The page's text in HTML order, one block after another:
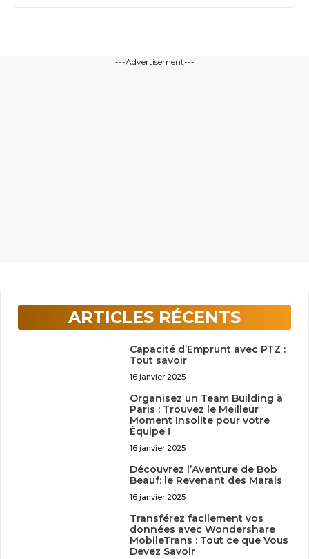
---Advertisement---
ARTICLES RÉCENTS
Capacité d’Emprunt avec PTZ :
Tout savoir
16 janvier 2025
Organisez un Team Building à
Paris : Trouvez le Meilleur
Moment Insolite pour votre
Équipe !
16 janvier 2025
Découvrez l’Aventure de Bob
Beauf: le Revenant des Marais
16 janvier 2025
Transférez facilement vos
données avec Wondershare
MobileTrans : Tout ce que Vous
Devez Savoir